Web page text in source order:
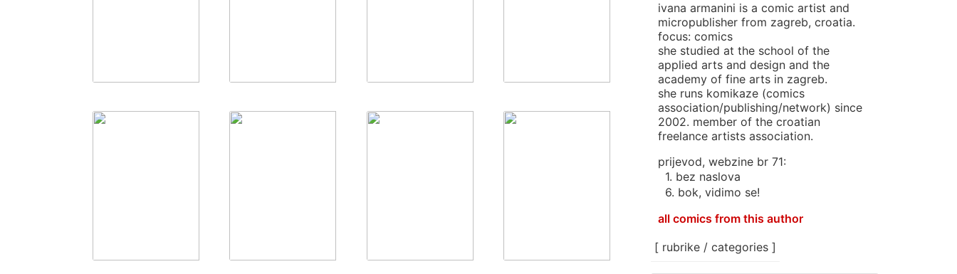
ivana armanini is a comic artist and
micropublisher from zagreb, croatia.
focus: comics
she studied at the school of the
applied arts and design and the
academy of fine arts in zagreb.
she runs komikaze (comics
association/publishing/network) since
2002. member of the croatian
freelance artists association.
prijevod, webzine br 71:
1. bez naslova
6. bok, vidimo se!
all comics from this author
[ rubrike / categories ]